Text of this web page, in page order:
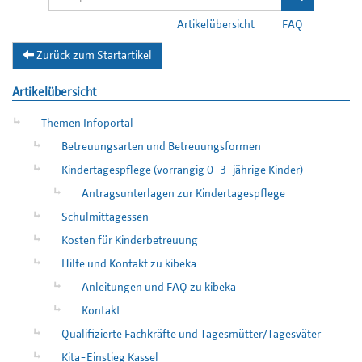
FAQ
Artikelübersicht
Zurück zum Startartikel
Artikelübersicht
Themen Infoportal
Betreuungsarten und Betreuungsformen
Kindertagespflege (vorrangig 0-3-jährige Kinder)
Antragsunterlagen zur Kindertagespflege
Schulmittagessen
Kosten für Kinderbetreuung
Hilfe und Kontakt zu kibeka
Anleitungen und FAQ zu kibeka
Kontakt
Qualifizierte Fachkräfte und Tagesmütter/Tagesväter
Kita-Einstieg Kassel